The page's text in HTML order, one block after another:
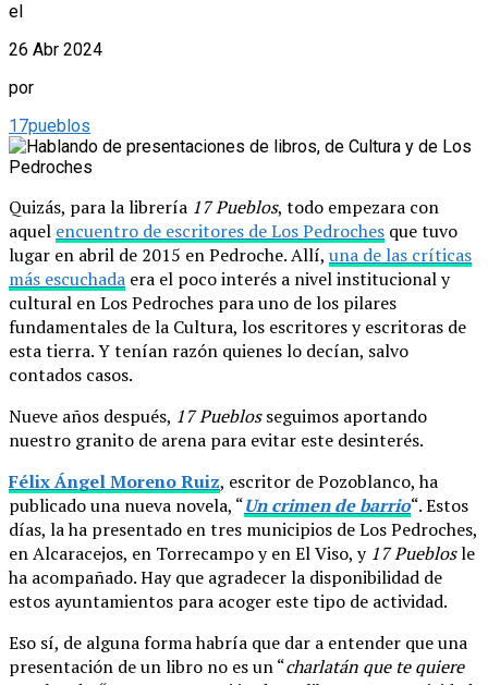
el
26 Abr 2024
por
17pueblos
Quizás, para la librería 17 Pueblos, todo empezara con
aquel encuentro de escritores de Los Pedroches que tuvo
lugar en abril de 2015 en Pedroche. Allí, una de las críticas
más escuchada era el poco interés a nivel institucional y
cultural en Los Pedroches para uno de los pilares
fundamentales de la Cultura, los escritores y escritoras de
esta tierra. Y tenían razón quienes lo decían, salvo
contados casos.
Nueve años después, 17 Pueblosseguimos aportando
nuestro granito de arena para evitar este desinterés.
Félix Ángel Moreno Ruiz, escritor de Pozoblanco, ha
publicado una nueva novela, “Un crimen de barrio“. Estos
días, la ha presentado en tres municipios de Los Pedroches,
en Alcaracejos, en Torrecampo y en El Viso, y 17 Pueblosle
ha acompañado. Hay que agradecer la disponibilidad de
estos ayuntamientos para acoger este tipo de actividad.
Eso sí, de alguna forma habría que dar a entender que una
presentación de un libro no es un “charlatán que te quiere